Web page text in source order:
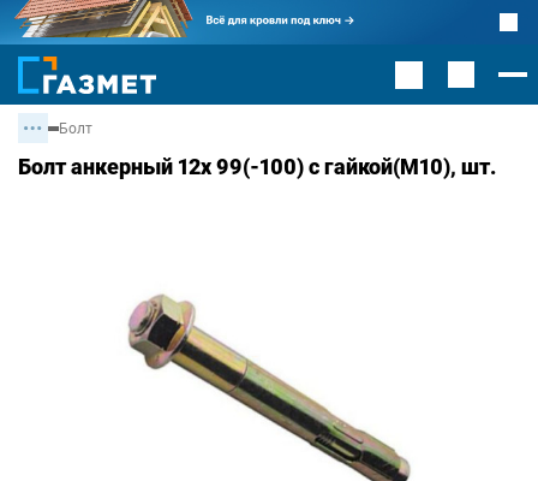
Болт
Болт анкерный 12х 99(-100) с гайкой(М10), шт.